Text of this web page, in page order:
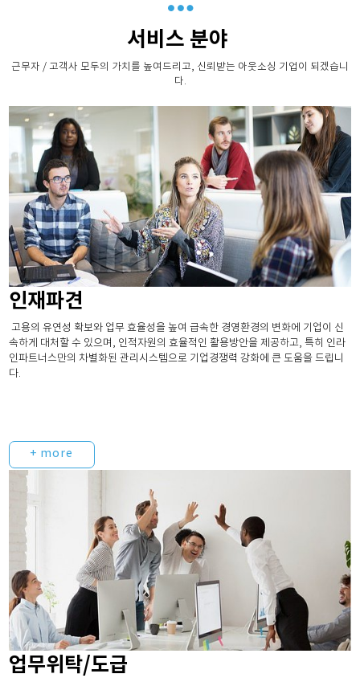
서비스 분야
근무자 / 고객사 모두의 가치를 높여드리고, 신뢰받는 아웃소싱 기업이 되겠습니
다.
인재파견
고용의 유연성 확보와 업무 효율성을 높여 급속한 경영환경의 변화에 기업이 신
속하게 대처할 수 있으며, 인적자원의 효율적인 활용방안을 제공하고, 특히 인라
인파트너스만의 차별화된 관리시스템으로 기업경쟁력 강화에 큰 도움을 드립니
다.
+ more
업무위탁/도급